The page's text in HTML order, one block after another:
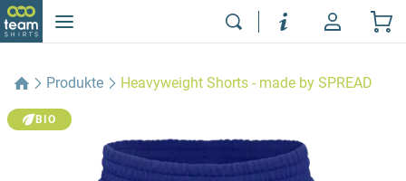
Produkte Heavyweight Shorts - made by SPREAD
BIO